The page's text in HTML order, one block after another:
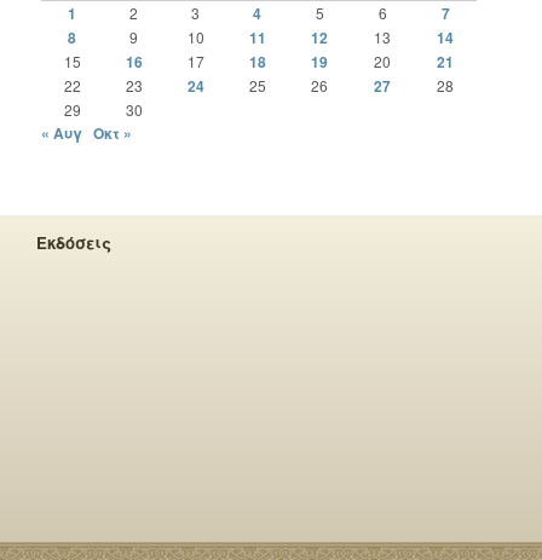
1
2 3 4 5 6
7
8
9 10 11 12 13 14
15 16 17 18 19 20 21
22 23 24 25 26 27
28
29
30
« Αυγ Οκτ »
Εκδόσεις